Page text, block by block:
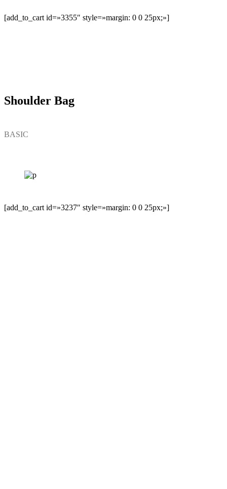
[add_to_cart id=»3355″ style=»margin: 0 0 25px;»]
Shoulder Bag
BASIC
[add_to_cart id=»3237″ style=»margin: 0 0 25px;»]